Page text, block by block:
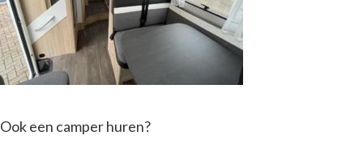
Ook een camper huren?